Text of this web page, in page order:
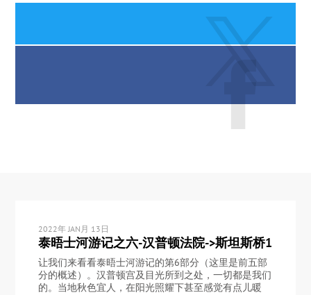
2022年 JAN月 13日
泰晤士河游记之六-汉普顿法院->斯坦斯桥1
让我们来看看泰晤士河游记的第6部分（这里是前五部
分的概述）。汉普顿宫及目光所到之处，一切都是我们
的。当地秋色宜人，在阳光照耀下甚至感觉有点儿暖